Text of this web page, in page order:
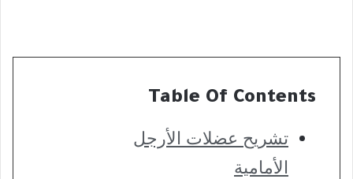
Table Of Contents
تشريح عضلات الأرجل
الأمامية